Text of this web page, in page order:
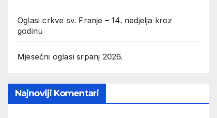
Oglasi crkve sv. Franje – 14. nedjelja kroz
godinu
Mjesečni oglasi srpanj 2026.
Najnoviji Komentari